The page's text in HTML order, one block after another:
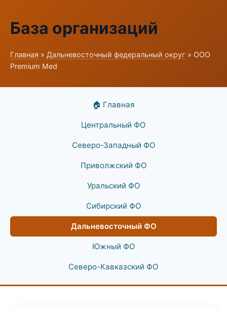
База организаций
Главная » Дальневосточный федеральный округ » ООО
Premium Med
🏠 Главная
Центральный ФО
Северо-Западный ФО
Приволжский ФО
Уральский ФО
Сибирский ФО
Дальневосточный ФО
Южный ФО
Северо-Кавказский ФО